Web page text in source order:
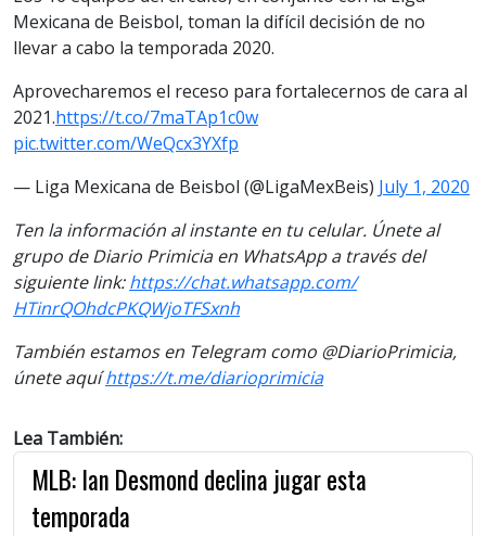
Mexicana de Beisbol, toman la difícil decisión de no
llevar a cabo la temporada 2020.
Aprovecharemos el receso para fortalecernos de cara al
2021.https://t.co/7maTAp1c0w
pic.twitter.com/WeQcx3YXfp
— Liga Mexicana de Beisbol (@LigaMexBeis) July 1, 2020
Ten la información al instante en tu celular. Únete al
grupo de Diario Primicia en WhatsApp a través del
siguiente link:https://chat.whatsapp.com/
HTinrQOhdcPKQWjoTFSxnh
También estamos en Telegram como @DiarioPrimicia,
únete aquíhttps://t.me/diarioprimicia
Lea También:
MLB: Ian Desmond declina jugar esta
temporada